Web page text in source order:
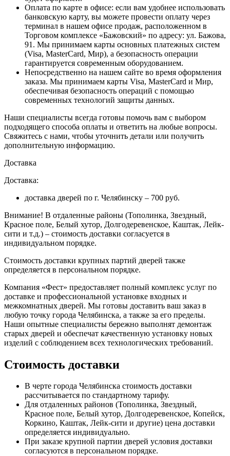
Оплата по карте в офисе: если вам удобнее использовать
банковскую карту, вы можете провести оплату через
терминал в нашем офисе продаж, расположенном в
Торговом комплексе «Бажовский» по адресу: ул. Бажова,
91. Мы принимаем карты основных платежных систем
(Visa, MasterCard, Мир), а безопасность операции
гарантируется современным оборудованием.
Непосредственно на нашем сайте во время оформления
заказа. Мы принимаем карты Visa, MasterCard и Мир,
обеспечивая безопасность операций с помощью
современных технологий защиты данных.
Наши специалисты всегда готовы помочь вам с выбором
подходящего способа оплаты и ответить на любые вопросы.
Свяжитесь с нами, чтобы уточнить детали или получить
дополнительную информацию.
Доставка
Доставка:
доставка дверей по г. Челябинску – 700 руб.
Внимание! В отдаленные районы (Тополинка, Звездный,
Красное поле, Белый хутор, Долгодеревенское, Каштак, Лейк-
сити и т.д.) – стоимость доставки согласуется в
индивидуальном порядке.
Стоимость доставки крупных партий дверей также
определяется в персональном порядке.
Компания «Фест» предоставляет полный комплекс услуг по
доставке и профессиональной установке входных и
межкомнатных дверей. Мы готовы доставить ваш заказ в
любую точку города Челябинска, а также за его пределы.
Наши опытные специалисты бережно выполнят демонтаж
старых дверей и обеспечат качественную установку новых
изделий с соблюдением всех технологических требований.
Стоимость доставки
В черте города Челябинска стоимость доставки
рассчитывается по стандартному тарифу.
Для отдаленных районов (Тополинка, Звездный,
Красное поле, Белый хутор, Долгодеревенское, Копейск,
Коркино, Каштак, Лейк-сити и другие) цена доставки
определяется индивидуально.
При заказе крупной партии дверей условия доставки
согласуются в персональном порядке.